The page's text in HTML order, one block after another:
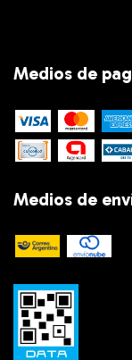
Medios de
Medios de